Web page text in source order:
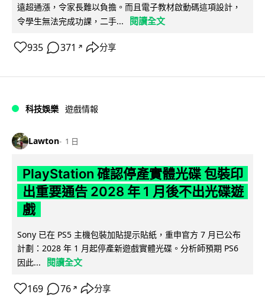
遠超通漲，令家長難以負擔。而且電子教材啟動碼這項設計，
令學生無法完成功課，二手...
閱讀全文
935 371 ↗ 分享
科技娛樂 遊戲情報
Lawton 1 日
PlayStation 確認停產實體光碟 包裝印
出重要通告 2028 年 1 月後不出光碟遊
戲
Sony 已在 PS5 主機包裝加貼提示貼紙，重申官方 7 月已公布
計劃：2028 年 1 月起停產新遊戲實體光碟。分析師預期 PS6
因此...
閱讀全文
169 76 ↗ 分享